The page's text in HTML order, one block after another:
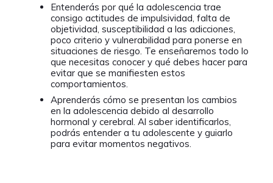
Entenderás por qué la adolescencia trae
consigo actitudes de impulsividad, falta de
objetividad, susceptibilidad a las adicciones,
poco criterio y vulnerabilidad para ponerse en
situaciones de riesgo. Te enseñaremos todo lo
que necesitas conocer y qué debes hacer para
evitar que se manifiesten estos
comportamientos.
Aprenderás cómo se presentan los cambios
en la adolescencia debido al desarrollo
hormonal y cerebral. Al saber identificarlos,
podrás entender a tu adolescente y guiarlo
para evitar momentos negativos.